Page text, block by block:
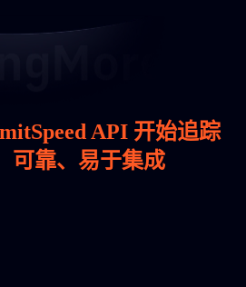
API 开始追踪
可靠、易于集成